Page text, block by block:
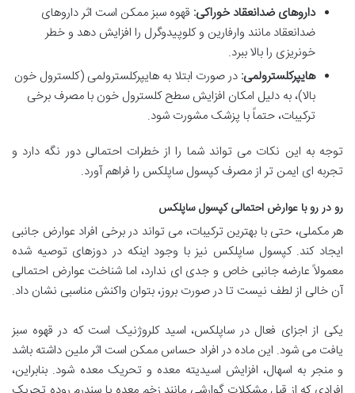
داروهای ضدانعقاد خوراکی: قهوه سبز ممکن است اثر داروهای
ضدانعقاد مانند وارفارین و کلوپیدوگرل را افزایش دهد و خطر
خونریزی را بالا ببرد.
هایپرکلسترولمی: در صورت ابتلا به هایپرکلسترولمی (کلسترول خون
بالا)، به دلیل امکان افزایش سطح کلسترول خون با مصرف برخی
ترکیبات، حتماً با پزشک مشورت شود.
توجه به این نکات می تواند شما را از خطرات احتمالی دور نگه دارد و
تجربه ای ایمن تر از مصرف کپسول ساپلکس را فراهم آورد.
رو در رو با عوارض احتمالی کپسول ساپلکس
هر مکملی، حتی با بهترین ترکیبات، می تواند در برخی افراد عوارض جانبی
ایجاد کند. کپسول ساپلکس نیز با وجود اینکه در دوزهای توصیه شده
معمولاً عارضه جانبی خاص و جدی ای ندارد، اما شناخت عوارض احتمالی
آن خالی از لطف نیست تا در صورت بروز، بتوان واکنش مناسبی نشان داد.
یکی از اجزای فعال در ساپلکس، اسید کلروژنیک است که در قهوه سبز
یافت می شود. این ماده در افراد حساس ممکن است اثر ملین داشته باشد
و منجر به اسهال، افزایش اسیدیته معده و تحریک معده شود. بنابراین،